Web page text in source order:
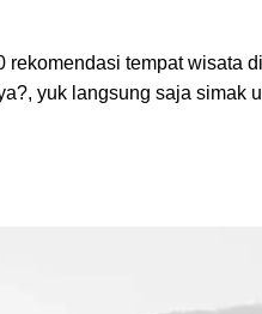
tempat wisata
yuk langsung saja simak